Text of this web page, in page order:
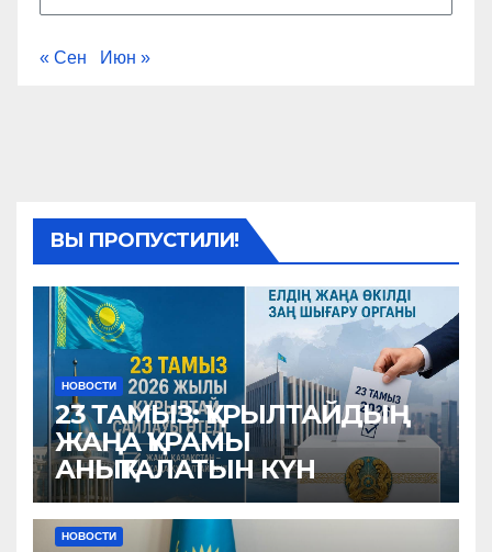
« Сен Июн »
ВЫ ПРОПУСТИЛИ!
НОВОСТИ
23 ТАМЫЗ: ҚҰРЫЛТАЙДЫҢ
ЖАҢА ҚҰРАМЫ
АНЫҚТАЛАТЫН КҮН
НОВОСТИ